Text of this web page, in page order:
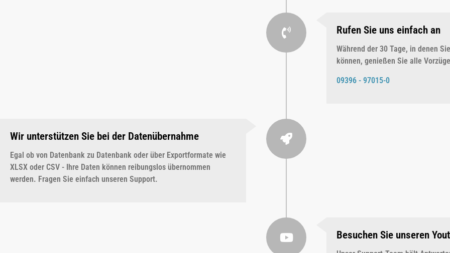
Rufen Sie uns einfach an
Während der 30 Tage, in denen
können, genießen Sie alle
09396 - 97015-0
Wir unterstützen Sie bei der Datenübernahme
Egal ob von Datenbank zu Datenbank oder über Exportformate wie
XLSX oder CSV - Ihre Daten können reibungslos übernommen
werden. Fragen Sie einfach unseren Support.
Besuchen Sie unseren